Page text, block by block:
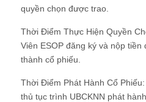
quyền chọn được trao.
Thời Điểm Thực Hiện Quyền
Viên ESOP đăng ký và nộp
thành cổ phiếu.
Thời Điểm Phát Hành Cổ
thủ tục trình UBCKNN phát